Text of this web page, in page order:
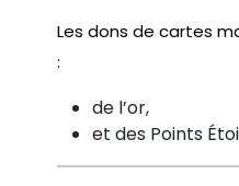
Les dons de cartes
:
de l’or,
et des Points